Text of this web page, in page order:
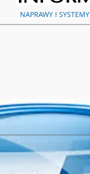
NAPRAWY I SYSTEMY